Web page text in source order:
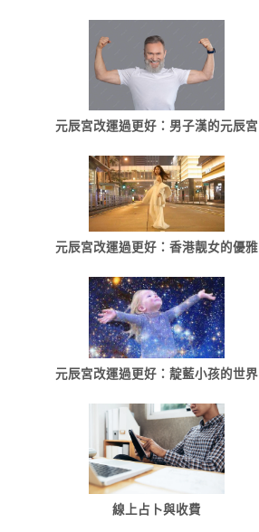
元辰宮改運過更好：男子漢的元辰宮
元辰宮改運過更好：香港靓女的優雅
元辰宮改運過更好：靛藍小孩的世界
線上占卜與收費